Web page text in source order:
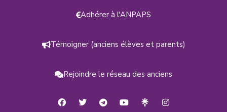
Adhérer à l'ANPAPS
Témoigner (anciens élèves et parents)
Rejoindre le réseau des anciens